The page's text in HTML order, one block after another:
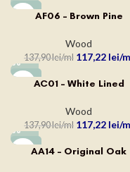
-15%AF06 – Brown Pine
Wood
137,90lei 117,22 lei
-15%AC01 – White Lined
Wood
137,90lei 117,22 lei
-15%AA14 – Original Oak